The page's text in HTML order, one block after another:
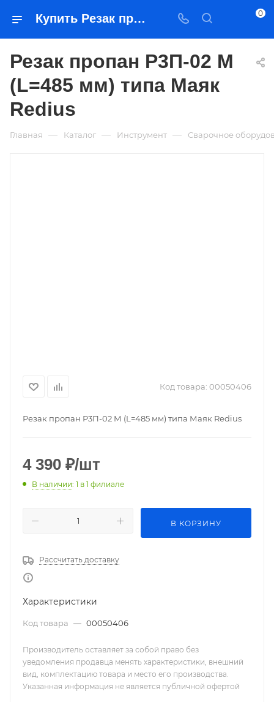
Купить Резак пропан Р3П-02 М (L=485 мм) типа Маяк Redius в Якутске — цена, характеристики, подбор | Востоктехторг 0
Резак пропан Р3П-02 М
(L=485 мм) типа Маяк
Redius
Главная — Каталог — Инструмент — Сварочное
Код товара: 00050406
Резак пропан Р3П-02 М (L=485 мм) типа Маяк Redius
4 390 ₽/шт
В наличии: 1 в 1 филиале
В КОРЗИНУ
Рассчитать доставку
Характеристики
Код товара — 00050406
Производитель оставляет за собой право без
уведомления продавца менять характеристики, внешний
вид, комплектацию товара и место его производства.
Указанная информация не является публичной офертой